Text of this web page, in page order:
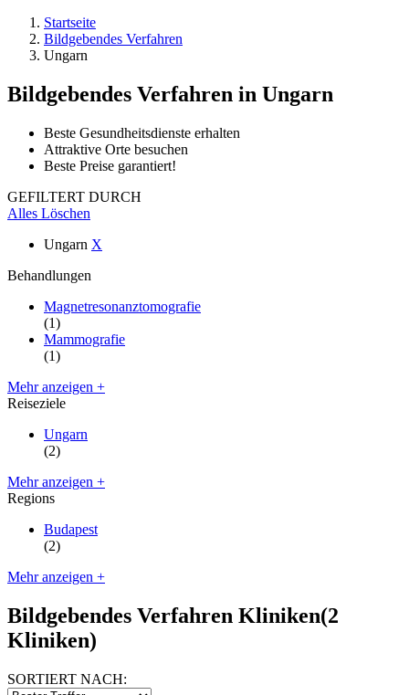
Startseite
Bildgebendes Verfahren
Ungarn
Bildgebendes Verfahren in Ungarn
Beste Gesundheitsdienste erhalten
Attraktive Orte besuchen
Beste Preise garantiert!
GEFILTERT DURCH
Alles Löschen
Ungarn X
Behandlungen
Magnetresonanztomografie
(1)
Mammografie
(1)
Mehr anzeigen +
Reiseziele
Ungarn
(2)
Mehr anzeigen +
Regions
Budapest
(2)
Mehr anzeigen +
Bildgebendes Verfahren Kliniken(2
Kliniken)
SORTIERT NACH: